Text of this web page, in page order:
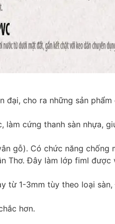
đại, cho ra những sản
cứng thanh sàn nhựa,
gỗ). Có chức năng chống
Thơ. Đây làm lớp fiml
từ 1-3mm tùy theo loại
hơn.